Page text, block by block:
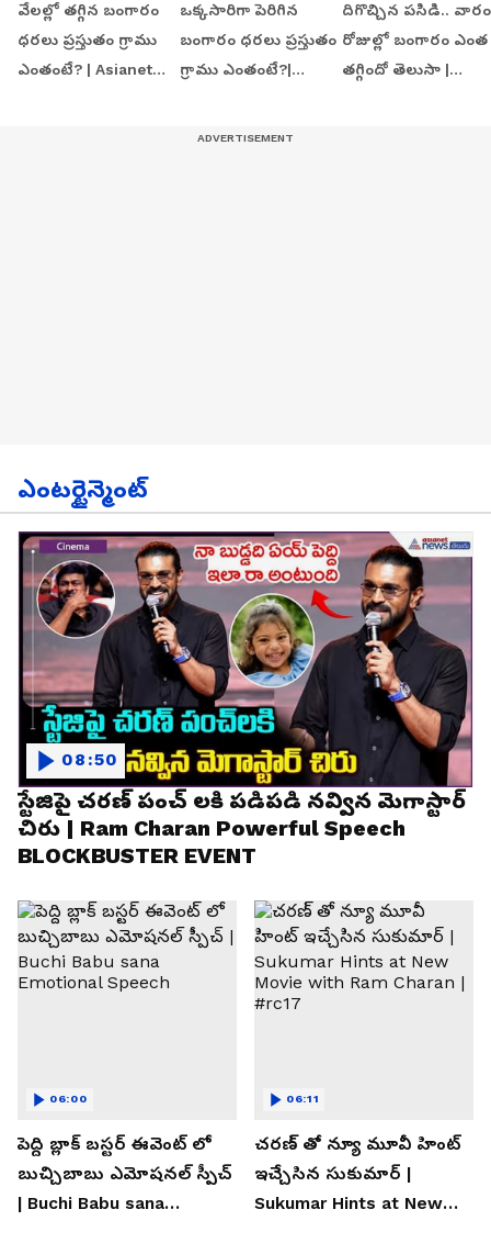
వేలల్లో తగ్గిన బంగారం
ధరలు ప్రస్తుతం గ్రాము
ఎంతంటే? | Asianet
ఒక్కసారిగా పెరిగిన
బంగారం ధరలు ప్రస్తుతం
గ్రాము ఎంతంటే?|
దిగొచ్చిన పసిడి.. వారం
రోజుల్లో బంగారం ఎంత
తగ్గిందో తెలుసా |
ఎంటర్టైన్మెంట్
స్టేజిపై చరణ్ పంచ్ లకి పడిపడి నవ్విన మెగాస్టార్
చిరు | Ram Charan Powerful Speech
BLOCKBUSTER EVENT
08:50
పెద్ది బ్లాక్ బస్టర్ ఈవెంట్ లో
బుచ్చిబాబు ఎమోషనల్ స్పీచ్
| Buchi Babu sana
06:00
చరణ్ తో న్యూ మూవీ హింట్
ఇచ్చేసిన సుకుమార్ |
Sukumar Hints at New
06:11